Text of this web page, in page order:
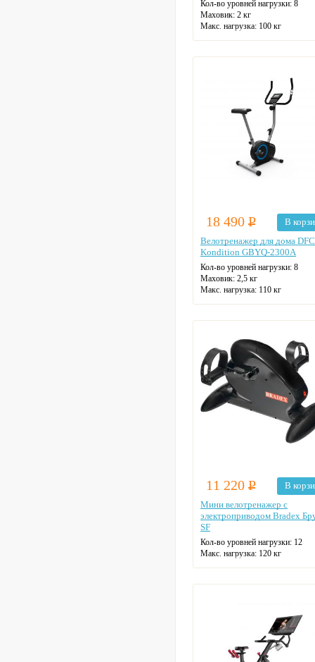
Кол-во уровней нагрузки: 8
Маховик: 2 кг
Макс. нагрузка: 100 кг
18 490 Р
В
Велотренажер для дома DFC
Kondition GBYQ-2300A
Кол-во уровней нагрузки: 8
Маховик: 2,5 кг
Макс. нагрузка: 110 кг
11 220 Р
В
Мини велотренажер c
электроприводом Bradex
SF
Кол-во уровней нагрузки: 12
Макс. нагрузка: 120 кг